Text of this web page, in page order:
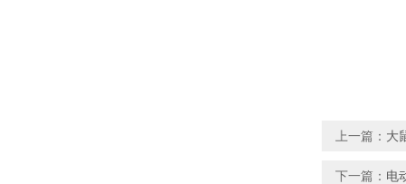
上一篇： 大
下一篇： 电